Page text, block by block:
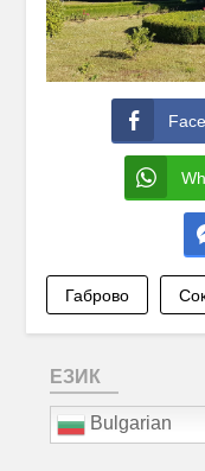
Габрово
ЕЗИК
Bulgarian